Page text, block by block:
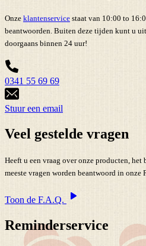
Onze klantenservice staat van 10:00 to
beantwoorden. Buiten deze tijden kunt u
doorgaans binnen 24 uur!
0341 55 69 69
Stuur een email
Veel gestelde vragen
Heeft u een vraag over onze producten,
meeste vragen worden beantwoord in onze
Toon de F.A.Q.
Reminderservice